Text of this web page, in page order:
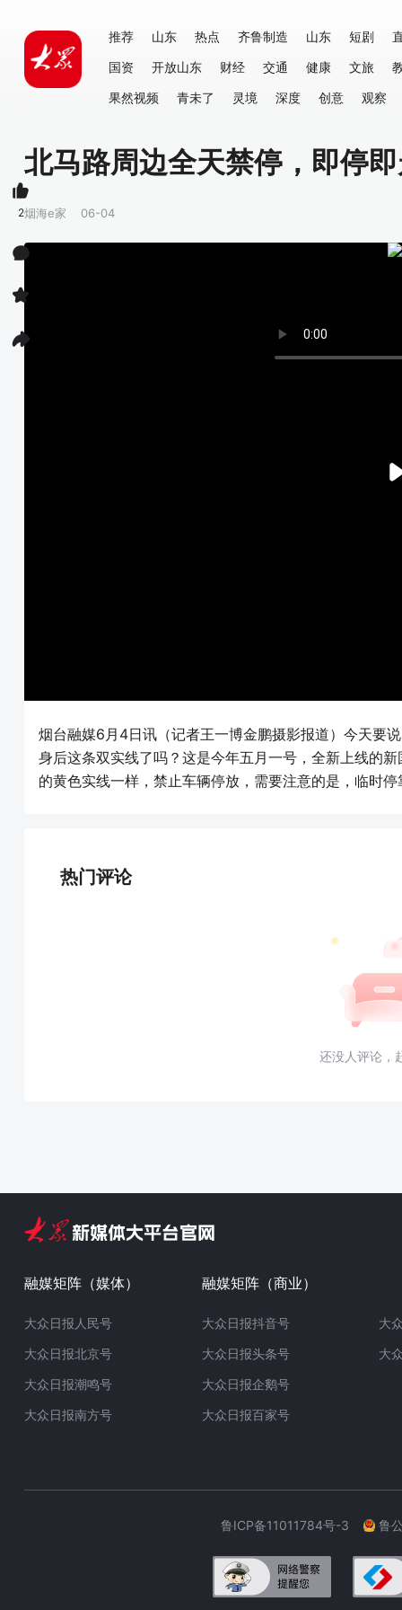
推荐 山东 热点 齐鲁制造 山东 短剧
国资
开放山东 财经 交通 健康 文旅
果然视频
青未了 灵境 深度 创意 观察
北马路周边全天禁停，即停
烟海e家 06-04
烟台融媒6月4日讯（记者王一博金鹏摄影报道）今天要
身后这条双实线了吗？这是今年五月一号，全新上线的
的黄色实线一样，禁止车辆停放，需要注意的是，临时
热门评论
还没人评论，
2
融媒矩阵（媒体）
大众日报人民号
大众日报北京号
大众日报潮鸣号
大众日报南方号
融媒矩阵（商业）
大众日报抖音号
大众日报头条号
大众日报企鹅号
大众日报百家号
大
大
鲁ICP备11011784号-3 鲁